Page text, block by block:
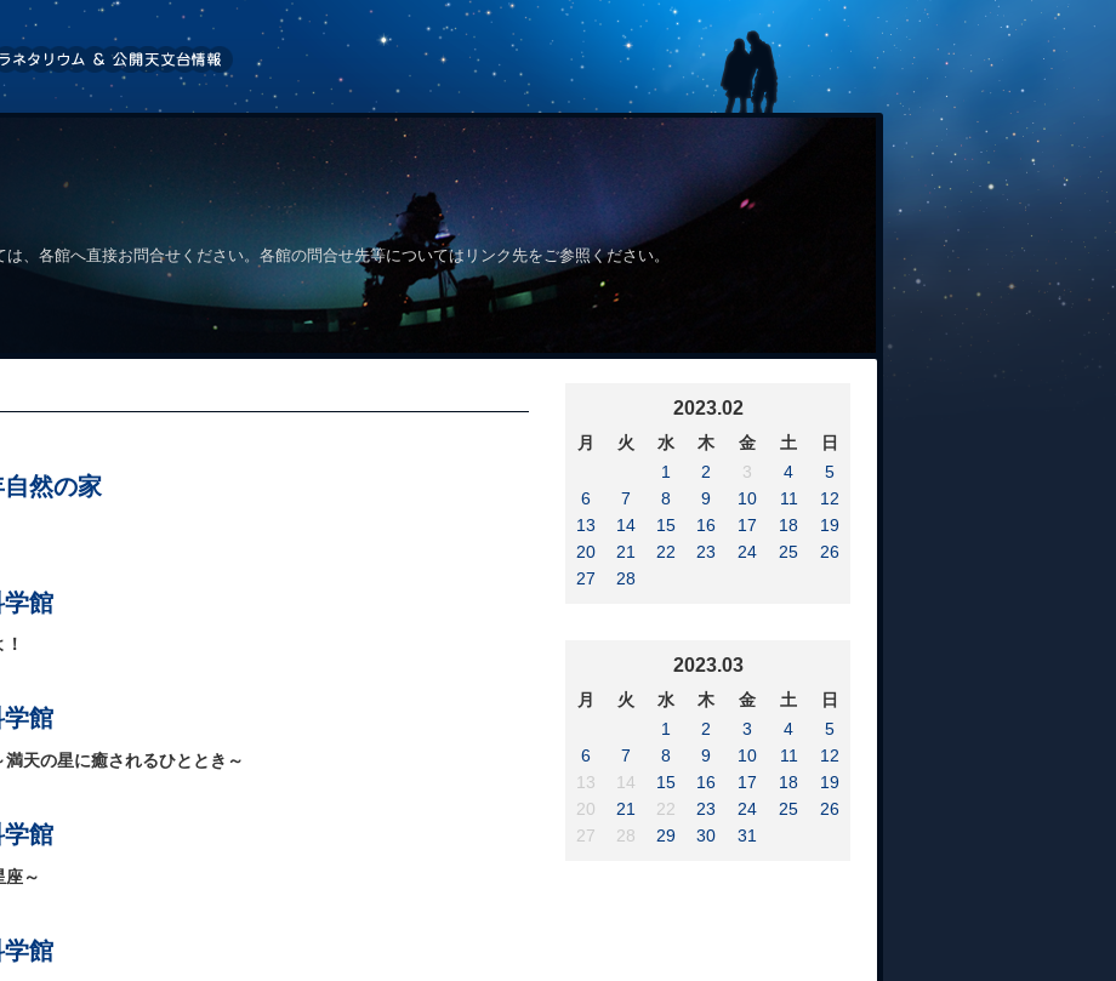
、各館へ直接お問合せください。各館の問合せ先等についてはリンク先をご参照ください。
2023.02
月 火 水 木 金 土
日
1
2 3 4
5
6
7 8 9 10 11
12
13
14 15 16 17 18
19
20
21 22 23 24 25
26
27
28
2023.03
月 火 水 木 金 土
日
1
2 3 4
5
6
7 8 9 10 11
12
13
14 15 16 17 18
19
20
21 22 23 24 25
26
27
28 29 30 31
然の家
館
館
天の星に癒されるひととき～
館
座～
館